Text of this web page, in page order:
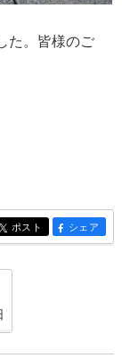
た。皆様のご
entry785
ポスト entry785
シェア